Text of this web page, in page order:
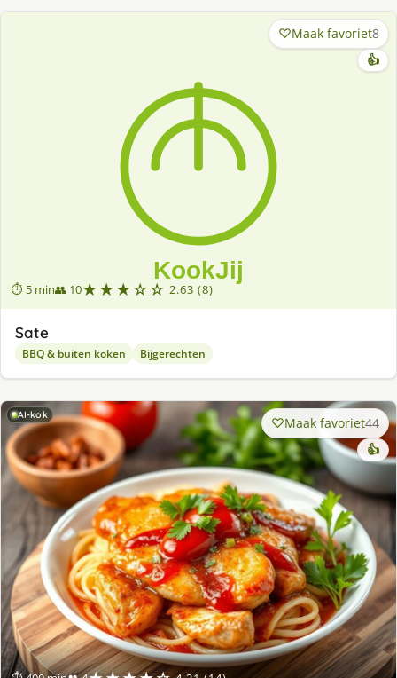
⏱ 5 min👥 10★★★☆☆ 2.63 (8)
Maak favoriet8
👍
Sate
BBQ & buiten koken Bijgerechten
AI-kok Maak favoriet44
👍